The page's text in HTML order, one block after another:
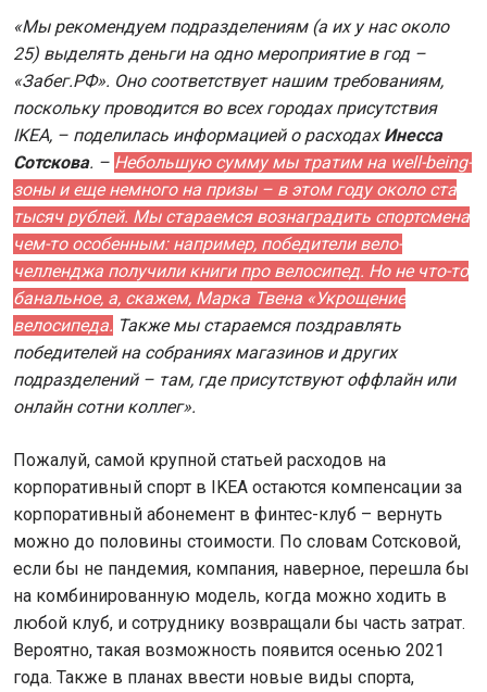
«Мы рекомендуем подразделениям (а их у нас около
25) выделять деньги на одно мероприятие в год –
«Забег.РФ». Оно соответствует нашим требованиям,
поскольку проводится во всех городах присутствия
IKEA, – поделилась информацией о расходахИнесса
Сотскова. – Небольшую сумму мы тратим на well-being-
зоны и еще немного на призы – в этом году около ста
тысяч рублей. Мы стараемся вознаградить спортсмена
чем-то особенным: например, победители вело-
челленджа получили книги про велосипед. Но не что-то
банальное, а, скажем, Марка Твена «Укрощение
велосипеда. Также мы стараемся поздравлять
победителей на собраниях магазинов и других
подразделений – там, где присутствуют оффлайн или
онлайн сотни коллег».
Пожалуй, самой крупной статьей расходов на
корпоративный спорт в IKEA остаются компенсации за
корпоративный абонемент в финтес-клуб – вернуть
можно до половины стоимости. По словам Сотсковой,
если бы не пандемия, компания, наверное, перешла бы
на комбинированную модель, когда можно ходить в
любой клуб, и сотруднику возвращали бы часть затрат.
Вероятно, такая возможность появится осенью 2021
года. Также в планах ввести новые виды спорта,